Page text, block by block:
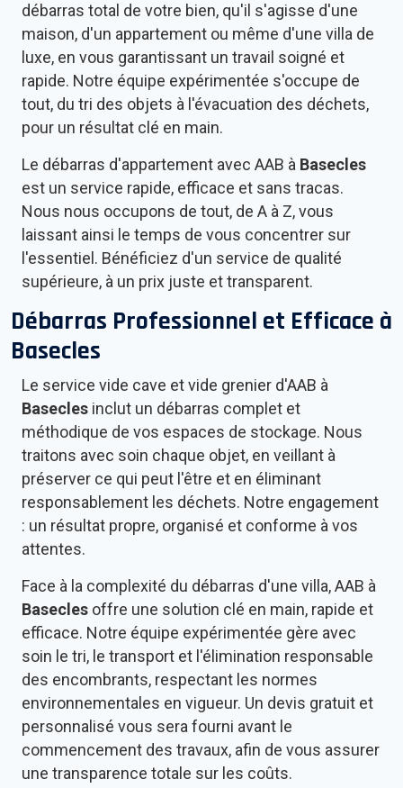
débarras total de votre bien, qu'il s'agisse d'une
maison, d'un appartement ou même d'une villa de
luxe, en vous garantissant un travail soigné et
rapide. Notre équipe expérimentée s'occupe de
tout, du tri des objets à l'évacuation des déchets,
pour un résultat clé en main.
Le débarras d'appartement avec AAB à Basecles
est un service rapide, efficace et sans tracas.
Nous nous occupons de tout, de A à Z, vous
laissant ainsi le temps de vous concentrer sur
l'essentiel. Bénéficiez d'un service de qualité
supérieure, à un prix juste et transparent.
Débarras Professionnel et Efficace à
Basecles
Le service vide cave et vide grenier d'AAB à
Basecles inclut un débarras complet et
méthodique de vos espaces de stockage. Nous
traitons avec soin chaque objet, en veillant à
préserver ce qui peut l'être et en éliminant
responsablement les déchets. Notre engagement
: un résultat propre, organisé et conforme à vos
attentes.
Face à la complexité du débarras d'une villa, AAB à
Basecles offre une solution clé en main, rapide et
efficace. Notre équipe expérimentée gère avec
soin le tri, le transport et l'élimination responsable
des encombrants, respectant les normes
environnementales en vigueur. Un devis gratuit et
personnalisé vous sera fourni avant le
commencement des travaux, afin de vous assurer
une transparence totale sur les coûts.